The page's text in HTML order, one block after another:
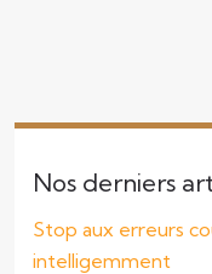
Nos derniers
Stop aux erreurs
intelligemment